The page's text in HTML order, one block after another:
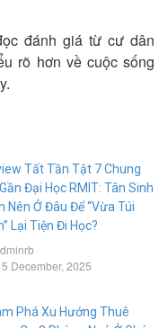
đánh giá từ cư dân
rõ hơn về cuộc sống
Tất Tần Tật 7 Chung
Đại Học RMIT: Tân Sinh
Nên Ở Đâu Để “Vừa Túi
Lại Tiện Đi Học?
December, 2025
Phá Xu Hướng Thuê